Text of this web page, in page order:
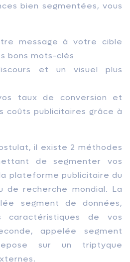
bien segmentées, vous
message à votre cible
bons mots-clés
et un visuel plus
taux de conversion et
coûts publicitaires grâce à
il existe 2 méthodes
de segmenter vos
plateforme publicitaire du
de recherche mondial. La
segment de données,
caractéristiques de vos
appelée segment
sur un triptyque